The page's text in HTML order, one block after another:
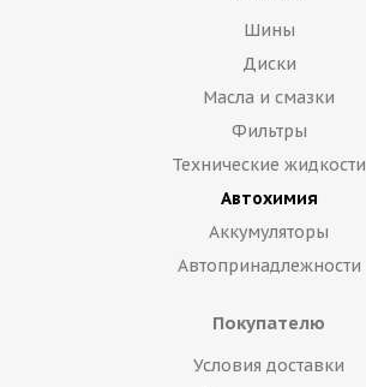
Шины
Диски
Масла и смазки
Фильтры
Технические жидкости
Автохимия
Аккумуляторы
Автопринадлежности
Покупателю
Условия доставки